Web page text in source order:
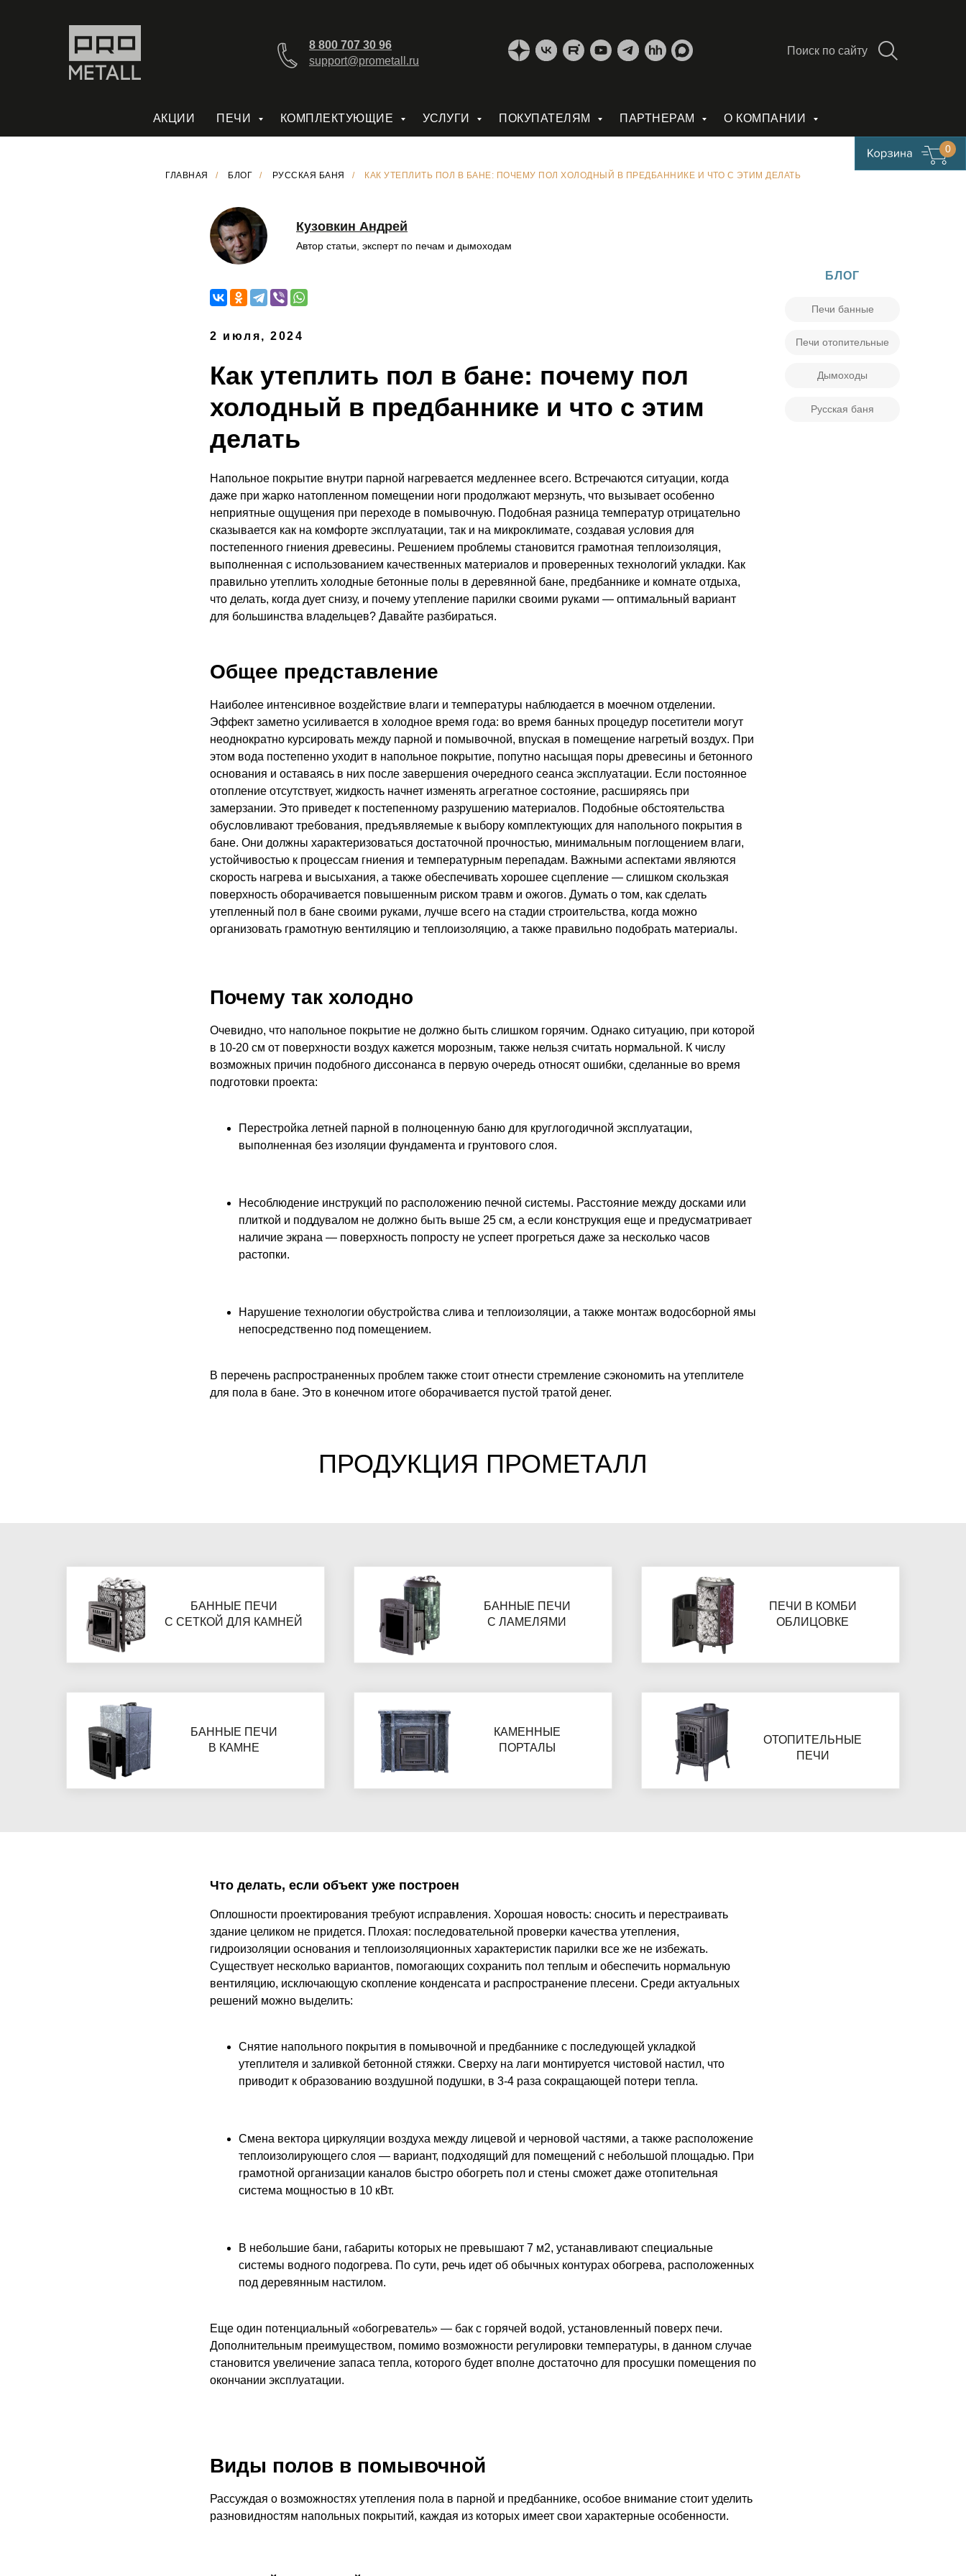
8 800 707 30 96
support@prometall.ru
Поиск по сайту
АКЦИИ ПЕЧИ КОМПЛЕКТУЮЩИЕ УСЛУГИ ПОКУПАТЕЛЯМ ПАРТНЕРАМ О КОМПАНИИ
0
ГЛАВНАЯ / БЛОГ / РУССКАЯ БАНЯ / КАК УТЕПЛИТЬ ПОЛ В БАНЕ: ПОЧЕМУ ПОЛ ХОЛОДНЫЙ В ПРЕДБАННИКЕ И ЧТО С ЭТИМ ДЕЛАТЬ
Кузовкин Андрей
Автор статьи, эксперт по печам и дымоходам
БЛОГ
Печи банные
Печи отопительные
Дымоходы
Русская баня
2 июля, 2024
Как утеплить пол в бане: почему пол
холодный в предбаннике и что с этим
делать
Напольное покрытие внутри парной нагревается медленнее всего. Встречаются ситуации, когда
даже при жарко натопленном помещении ноги продолжают мерзнуть, что вызывает особенно
неприятные ощущения при переходе в помывочную. Подобная разница температур отрицательно
сказывается как на комфорте эксплуатации, так и на микроклимате, создавая условия для
постепенного гниения древесины. Решением проблемы становится грамотная теплоизоляция,
выполненная с использованием качественных материалов и проверенных технологий укладки. Как
правильно утеплить холодные бетонные полы в деревянной бане, предбаннике и комнате отдыха,
что делать, когда дует снизу, и почему утепление парилки своими руками — оптимальный вариант
для большинства владельцев? Давайте разбираться.
Общее представление
Наиболее интенсивное воздействие влаги и температуры наблюдается в моечном отделении.
Эффект заметно усиливается в холодное время года: во время банных процедур посетители могут
неоднократно курсировать между парной и помывочной, впуская в помещение нагретый воздух. При
этом вода постепенно уходит в напольное покрытие, попутно насыщая поры древесины и бетонного
основания и оставаясь в них после завершения очередного сеанса эксплуатации. Если постоянное
отопление отсутствует, жидкость начнет изменять агрегатное состояние, расширяясь при
замерзании. Это приведет к постепенному разрушению материалов. Подобные обстоятельства
обусловливают требования, предъявляемые к выбору комплектующих для напольного покрытия в
бане. Они должны характеризоваться достаточной прочностью, минимальным поглощением влаги,
устойчивостью к процессам гниения и температурным перепадам. Важными аспектами являются
скорость нагрева и высыхания, а также обеспечивать хорошее сцепление — слишком скользкая
поверхность оборачивается повышенным риском травм и ожогов. Думать о том, как сделать
утепленный пол в бане своими руками, лучше всего на стадии строительства, когда можно
организовать грамотную вентиляцию и теплоизоляцию, а также правильно подобрать материалы.
Почему так холодно
Очевидно, что напольное покрытие не должно быть слишком горячим. Однако ситуацию, при которой
в 10-20 см от поверхности воздух кажется морозным, также нельзя считать нормальной. К числу
возможных причин подобного диссонанса в первую очередь относят ошибки, сделанные во время
подготовки проекта:
Перестройка летней парной в полноценную баню для круглогодичной эксплуатации,
выполненная без изоляции фундамента и грунтового слоя.
Несоблюдение инструкций по расположению печной системы. Расстояние между досками или
плиткой и поддувалом не должно быть выше 25 см, а если конструкция еще и предусматривает
наличие экрана — поверхность попросту не успеет прогреться даже за несколько часов
растопки.
Нарушение технологии обустройства слива и теплоизоляции, а также монтаж водосборной ямы
непосредственно под помещением.
В перечень распространенных проблем также стоит отнести стремление сэкономить на утеплителе
для пола в бане. Это в конечном итоге оборачивается пустой тратой денег.
ПРОДУКЦИЯ ПРОМЕТАЛЛ
БАННЫЕ ПЕЧИ
С СЕТКОЙ ДЛЯ КАМНЕЙ
БАННЫЕ ПЕЧИ
С ЛАМЕЛЯМИ
ПЕЧИ В КОМБИ
ОБЛИЦОВКЕ
БАННЫЕ ПЕЧИ
В КАМНЕ
КАМЕННЫЕ
ПОРТАЛЫ
ОТОПИТЕЛЬНЫЕ
ПЕЧИ
Что делать, если объект уже построен
Оплошности проектирования требуют исправления. Хорошая новость: сносить и перестраивать
здание целиком не придется. Плохая: последовательной проверки качества утепления,
гидроизоляции основания и теплоизоляционных характеристик парилки все же не избежать.
Существует несколько вариантов, помогающих сохранить пол теплым и обеспечить нормальную
вентиляцию, исключающую скопление конденсата и распространение плесени. Среди актуальных
решений можно выделить:
Снятие напольного покрытия в помывочной и предбаннике с последующей укладкой
утеплителя и заливкой бетонной стяжки. Сверху на лаги монтируется чистовой настил, что
приводит к образованию воздушной подушки, в 3-4 раза сокращающей потери тепла.
Смена вектора циркуляции воздуха между лицевой и черновой частями, а также расположение
теплоизолирующего слоя — вариант, подходящий для помещений с небольшой площадью. При
грамотной организации каналов быстро обогреть пол и стены сможет даже отопительная
система мощностью в 10 кВт.
В небольшие бани, габариты которых не превышают 7 м2, устанавливают специальные
системы водного подогрева. По сути, речь идет об обычных контурах обогрева, расположенных
под деревянным настилом.
Еще один потенциальный «обогреватель» — бак с горячей водой, установленный поверх печи.
Дополнительным преимуществом, помимо возможности регулировки температуры, в данном случае
становится увеличение запаса тепла, которого будет вполне достаточно для просушки помещения по
окончании эксплуатации.
Виды полов в помывочной
Рассуждая о возможностях утепления пола в парной и предбаннике, особое внимание стоит уделить
разновидностям напольных покрытий, каждая из которых имеет свои характерные особенности.